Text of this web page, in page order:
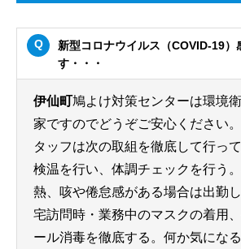
新型コロナウイルス（COVID-19）
す・・・
伊仙町鳩よけ対策センターは環境
家ですのでどうぞご安心ください
タッフは次の取組を徹底して行っ
検温を行い、体調チェックを行う
熱、咳や倦怠感がある場合は出勤
宅訪問時・業務中のマスクの着用
ール消毒を徹底する。何か気にな